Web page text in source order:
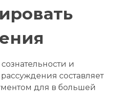
и
составляет
для в большей